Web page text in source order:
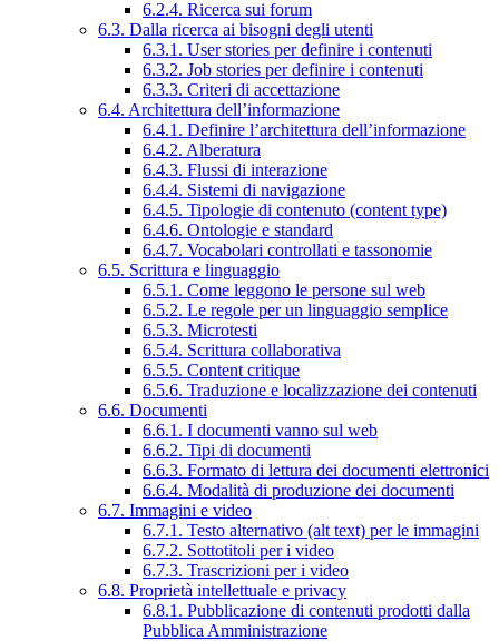
6.2.4. Ricerca sui forum
6.3. Dalla ricerca ai bisogni degli utenti
6.3.1. User stories per definire i contenuti
6.3.2. Job stories per definire i contenuti
6.3.3. Criteri di accettazione
6.4. Architettura dell’informazione
6.4.1. Definire l’architettura dell’informazione
6.4.2. Alberatura
6.4.3. Flussi di interazione
6.4.4. Sistemi di navigazione
6.4.5. Tipologie di contenuto (content type)
6.4.6. Ontologie e standard
6.4.7. Vocabolari controllati e tassonomie
6.5. Scrittura e linguaggio
6.5.1. Come leggono le persone sul web
6.5.2. Le regole per un linguaggio semplice
6.5.3. Microtesti
6.5.4. Scrittura collaborativa
6.5.5. Content critique
6.5.6. Traduzione e localizzazione dei contenuti
6.6. Documenti
6.6.1. I documenti vanno sul web
6.6.2. Tipi di documenti
6.6.3. Formato di lettura dei documenti elettronici
6.6.4. Modalità di produzione dei documenti
6.7. Immagini e video
6.7.1. Testo alternativo (alt text) per le immagini
6.7.2. Sottotitoli per i video
6.7.3. Trascrizioni per i video
6.8. Proprietà intellettuale e privacy
6.8.1. Pubblicazione di contenuti prodotti dalla
Pubblica Amministrazione